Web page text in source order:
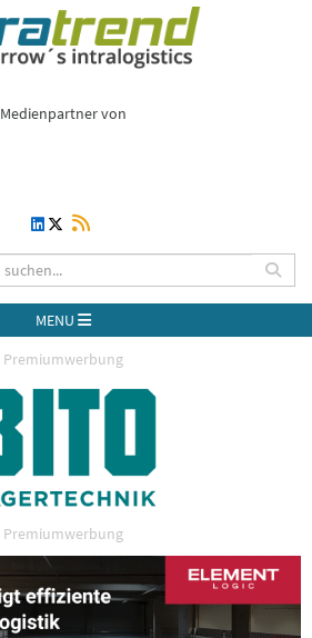
Medienpartner von
MENU
Premiumwerbung
Premiumwerbung